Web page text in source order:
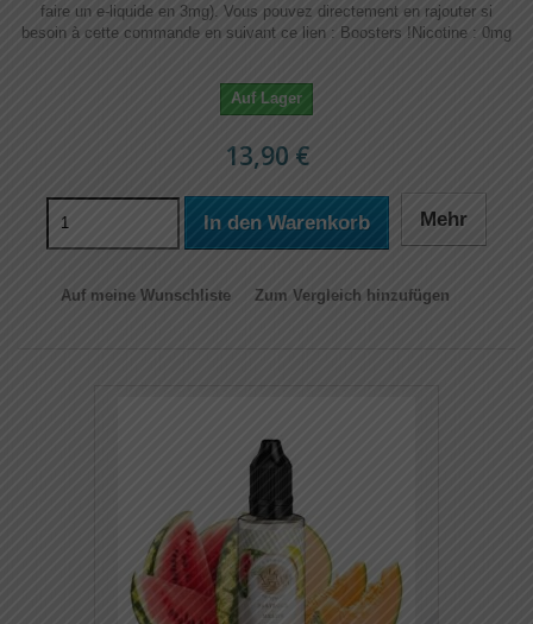
faire un e-liquide en 3mg). Vous pouvez directement en rajouter si
besoin à cette commande en suivant ce lien : Boosters !​​ Nicotine : 0mg
Auf Lager
13,90 €
In den Warenkorb Mehr
Auf meine Wunschliste Zum Vergleich hinzufügen